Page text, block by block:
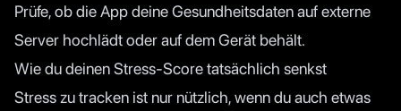
Prüfe, ob die App deine Gesundheitsdaten auf externe
Server hochlädt oder auf dem Gerät behält.
Wie du deinen Stress-Score tatsächlich senkst
Stress zu tracken ist nur nützlich, wenn du auch etwas